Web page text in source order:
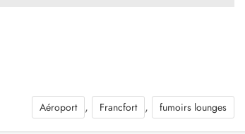
Aéroport , Francfort , fumoirs lounges